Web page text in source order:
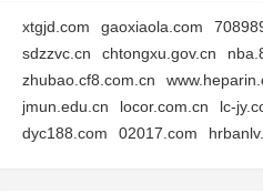
xtgjd.com gaoxiaola.com
sdzzvc.cn
chtongxu.gov.cn
zhubao.cf8.com.cn
jmun.edu.cn
locor.com.cn lc-
dyc188.com
02017.com